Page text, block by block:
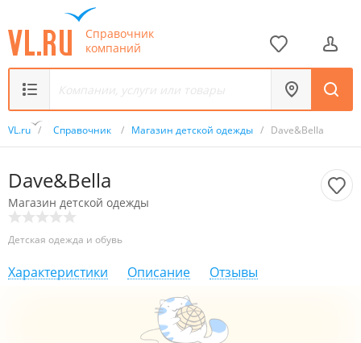
Справочник
компаний
VL.ru / Справочник / Магазин детской одежды / Dave&Bella
Dave&Bella
Магазин детской одежды
Детская одежда и обувь
Характеристики Описание Отзывы